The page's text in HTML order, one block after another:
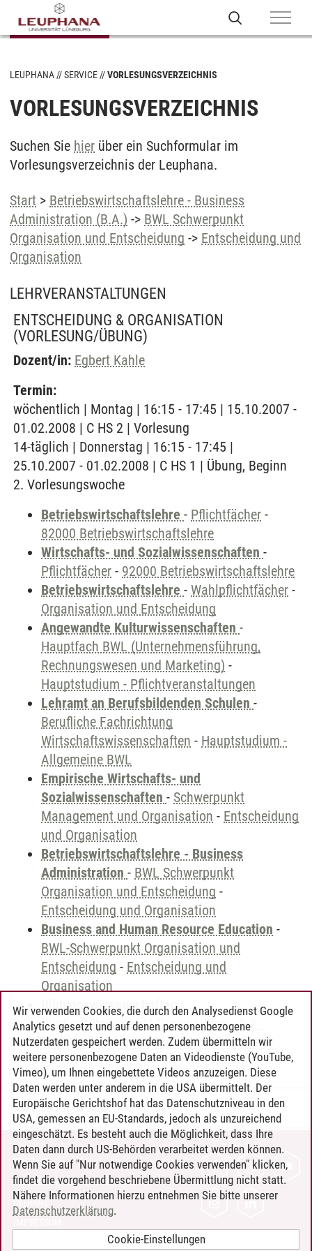
LEUPHANA SERVICE VORLESUNGSVERZEICHNIS
VORLESUNGSVERZEICHNIS
Suchen Sie hier über ein Suchformular im
Vorlesungsverzeichnis der Leuphana.
Start > Betriebswirtschaftslehre - Business
Administration (B.A.) -> BWL Schwerpunkt
Organisation und Entscheidung -> Entscheidung und
Organisation
LEHRVERANSTALTUNGEN
ENTSCHEIDUNG & ORGANISATION
(VORLESUNG/ÜBUNG)
Dozent/in: Egbert Kahle
Termin:
wöchentlich | Montag | 16:15 - 17:45 | 15.10.2007 -
01.02.2008 | C HS 2 | Vorlesung
14-täglich | Donnerstag | 16:15 - 17:45 |
25.10.2007 - 01.02.2008 | C HS 1 | Übung, Beginn
2. Vorlesungswoche
Betriebswirtschaftslehre - Pflichtfächer -
82000 Betriebswirtschaftslehre
Wirtschafts- und Sozialwissenschaften -
Pflichtfächer - 92000 Betriebswirtschaftslehre
Betriebswirtschaftslehre - Wahlpflichtfächer -
Organisation und Entscheidung
Angewandte Kulturwissenschaften -
Hauptfach BWL (Unternehmensführung,
Rechnungswesen und Marketing) -
Hauptstudium - Pflichtveranstaltungen
Lehramt an Berufsbildenden Schulen -
Berufliche Fachrichtung
Wirtschaftswissenschaften - Hauptstudium -
Allgemeine BWL
Empirische Wirtschafts- und
Sozialwissenschaften - Schwerpunkt
Management und Organisation - Entscheidung
und Organisation
Betriebswirtschaftslehre - Business
Administration - BWL Schwerpunkt
Organisation und Entscheidung -
Entscheidung und Organisation
Business and Human Resource Education -
BWL-Schwerpunkt Organisation und
Entscheidung - Entscheidung und
Organisation
Bildungswissenschaften-
Studienschwerpunkt Organisation-8.2 -
Einführung in die Organisationsforschung
Timo Leder/30.06.2024
KONTAKT
LEUPHANA ALS ARBEITGEBER
INTRANET
Wir verwenden Cookies, die durch den Analysedienst Google
Analytics gesetzt und auf denen personenbezogene
Nutzerdaten gespeichert werden. Zudem übermitteln wir
weitere personenbezogene Daten an Videodienste (YouTube,
Vimeo), um Ihnen eingebettete Videos anzuzeigen. Diese
Daten werden unter anderem in die USA übermittelt. Der
Europäische Gerichtshof hat das Datenschutzniveau in den
USA, gemessen an EU-Standards, jedoch als unzureichend
eingeschätzt. Es besteht auch die Möglichkeit, dass Ihre
Daten dann durch US-Behörden verarbeitet werden können.
Wenn Sie auf "Nur notwendige Cookies verwenden" klicken,
findet die vorgehend beschriebene Übermittlung nicht statt.
Nähere Informationen hierzu entnehmen Sie bitte unserer
Datenschutzerklärung.
Cookie-Einstellungen